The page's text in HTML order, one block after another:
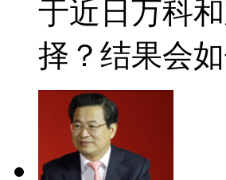
于近日万科
择？结果会